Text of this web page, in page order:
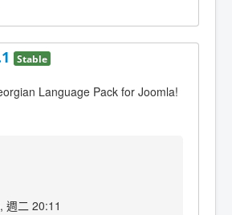
Stable
Language Pack for Joomla!
週二 20:11